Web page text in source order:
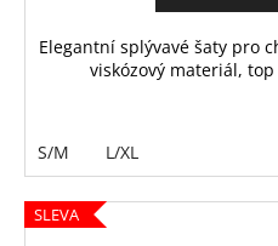
Elegantní splývavé šaty pro
viskózový materiál,
S/M L/XL
SLEVA